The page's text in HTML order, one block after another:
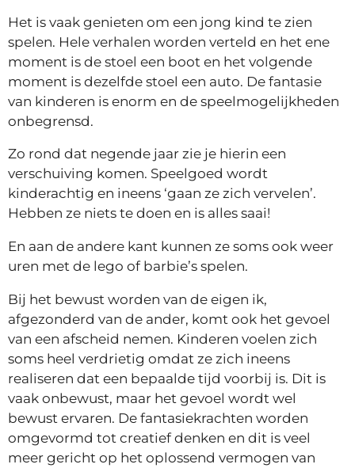
Het is vaak genieten om een jong kind te zien
spelen. Hele verhalen worden verteld en het ene
moment is de stoel een boot en het volgende
moment is dezelfde stoel een auto. De fantasie
van kinderen is enorm en de speelmogelijkheden
onbegrensd.
Zo rond dat negende jaar zie je hierin een
verschuiving komen. Speelgoed wordt
kinderachtig en ineens ‘gaan ze zich vervelen’.
Hebben ze niets te doen en is alles saai!
En aan de andere kant kunnen ze soms ook weer
uren met de lego of barbie’s spelen.
Bij het bewust worden van de eigen ik,
afgezonderd van de ander, komt ook het gevoel
van een afscheid nemen. Kinderen voelen zich
soms heel verdrietig omdat ze zich ineens
realiseren dat een bepaalde tijd voorbij is. Dit is
vaak onbewust, maar het gevoel wordt wel
bewust ervaren. De fantasiekrachten worden
omgevormd tot creatief denken en dit is veel
meer gericht op het oplossend vermogen van